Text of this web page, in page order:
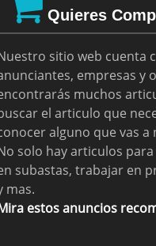
Quieres
sitio web cuenta
empresas y
muchos
el articulo que
alguno que vas a
solo hay articulos
subastas, trabajar en
mas.
estos anuncios